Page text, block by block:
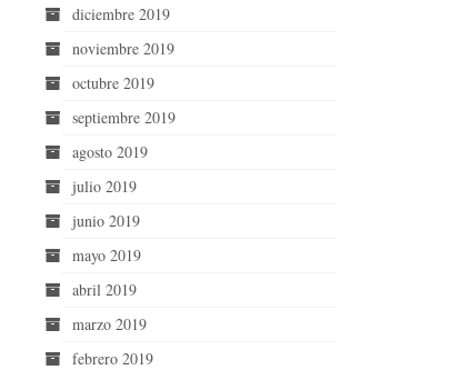
diciembre 2019
noviembre 2019
octubre 2019
septiembre 2019
agosto 2019
julio 2019
junio 2019
mayo 2019
abril 2019
marzo 2019
febrero 2019